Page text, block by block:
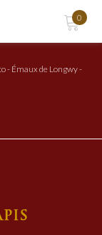
0
- Émaux de Longwy -